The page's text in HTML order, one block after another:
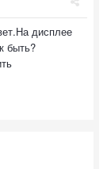
дисплее
быть?